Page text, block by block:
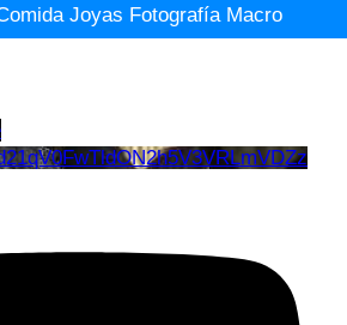
Joyas Fotografía Macro